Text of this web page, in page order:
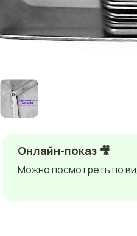
Онлайн-показ 🎥
Можно посмотреть по